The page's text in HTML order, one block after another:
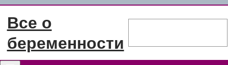
Перейти
содержимому
Все о
беременности